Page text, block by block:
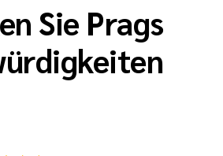
Sie Prags